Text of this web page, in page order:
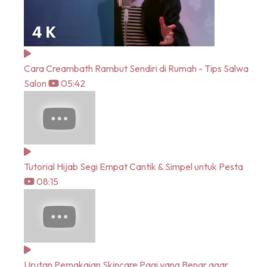
Cara Creambath Rambut Sendiri di Rumah - Tips Salwa
Salon
05:42
Tutorial Hijab Segi Empat Cantik & Simpel untuk Pesta
08:15
Urutan Pemakaian Skincare Pagi yang Benar agar